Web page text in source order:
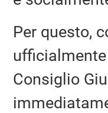
Per questo,
ufficialmente
Consiglio